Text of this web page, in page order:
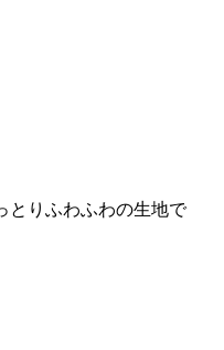
とりふわふわの生地で